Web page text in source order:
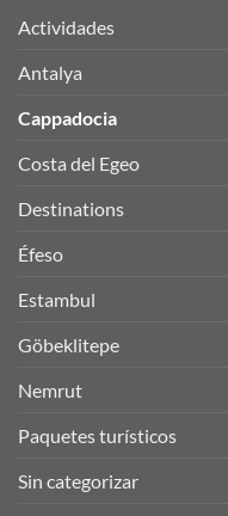
Actividades
Antalya
Cappadocia
Costa del Egeo
Destinations
Éfeso
Estambul
Göbeklitepe
Nemrut
Paquetes turísticos
Sin categorizar